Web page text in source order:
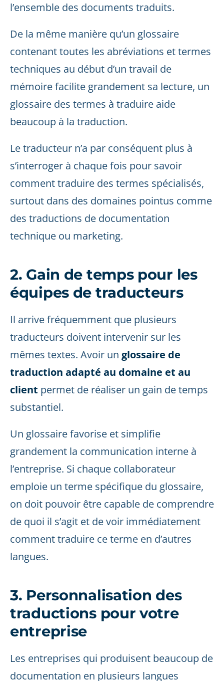
l’ensemble des documents traduits.
De la même manière qu’un glossaire
contenant toutes les abréviations et termes
techniques au début d’un travail de
mémoire facilite grandement sa lecture, un
glossaire des termes à traduire aide
beaucoup à la traduction.
Le traducteur n’a par conséquent plus à
s’interroger à chaque fois pour savoir
comment traduire des termes spécialisés,
surtout dans des domaines pointus comme
des traductions de documentation
technique ou marketing.
2. Gain de temps pour les
équipes de traducteurs
Il arrive fréquemment que plusieurs
traducteurs doivent intervenir sur les
mêmes textes. Avoir un glossaire de
traduction adapté au domaine et au
client permet de réaliser un gain de temps
substantiel.
Un glossaire favorise et simplifie
grandement la communication interne à
l’entreprise. Si chaque collaborateur
emploie un terme spécifique du glossaire,
on doit pouvoir être capable de comprendre
de quoi il s’agit et de voir immédiatement
comment traduire ce terme en d’autres
langues.
3. Personnalisation des
traductions pour votre
entreprise
Les entreprises qui produisent beaucoup de
documentation en plusieurs langues